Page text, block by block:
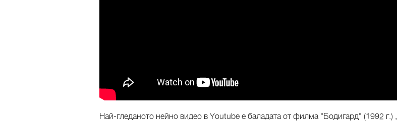
Най-гледаното нейно видео в Youtube е баладата от филма "Бодигард" (1992 г.) ,